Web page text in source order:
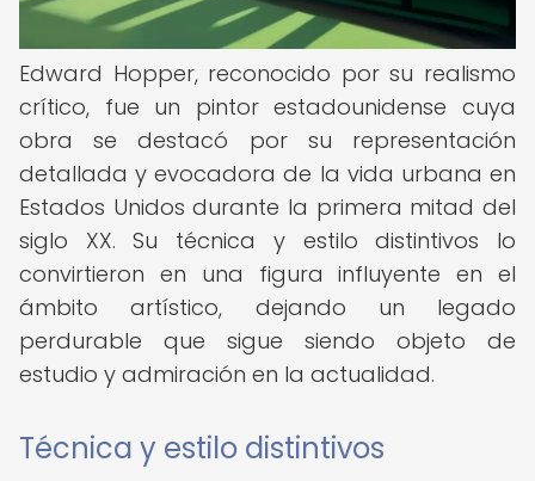
Edward Hopper, reconocido por su realismo
crítico, fue un pintor estadounidense cuya
obra se destacó por su representación
detallada y evocadora de la vida urbana en
Estados Unidos durante la primera mitad del
siglo XX. Su técnica y estilo distintivos lo
convirtieron en una figura influyente en el
ámbito artístico, dejando un legado
perdurable que sigue siendo objeto de
estudio y admiración en la actualidad.
Técnica y estilo distintivos